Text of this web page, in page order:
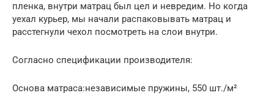
пленка, внутри матрац был цел и невредим. Но когда
уехал курьер, мы начали распаковывать матрац и
расстегнули чехол посмотреть на слои внутри.
Согласно спецификации производителя:
Основа матраса:независимые пружины, 550 шт./м²